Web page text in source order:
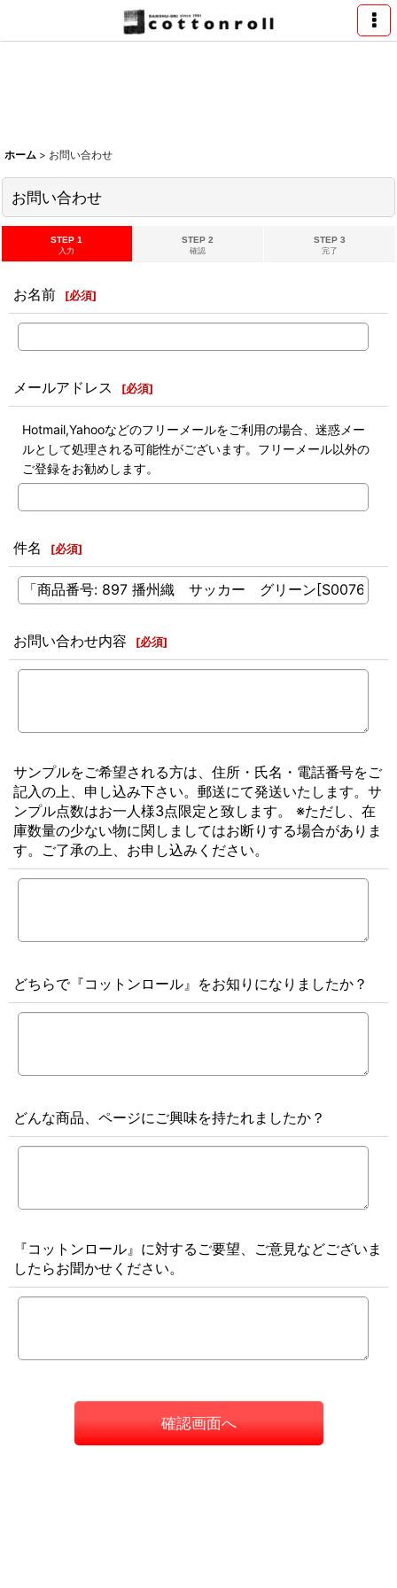
ホーム > お問い合わせ
お問い合わせ
STEP 1
入力
STEP 2
確認
STEP 3
完了
お名前 [必須]
メールアドレス [必須]
Hotmail,Yahooなどのフリーメールをご利用の場合、迷惑メー
ルとして処理される可能性がございます。フリーメール以外の
ご登録をお勧めします。
件名 [必須]
お問い合わせ内容 [必須]
サンプルをご希望される方は、住所・氏名・電話番号をご
記入の上、申し込み下さい。郵送にて発送いたします。サ
ンプル点数はお一人様3点限定と致します。 ※ただし、在
庫数量の少ない物に関しましてはお断りする場合がありま
す。ご了承の上、お申し込みください。
どちらで『コットンロール』をお知りになりましたか？
どんな商品、ページにご興味を持たれましたか？
『コットンロール』に対するご要望、ご意見などございま
したらお聞かせください。
確認画面へ